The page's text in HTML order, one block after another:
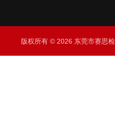
版权所有 © 2026 东莞市赛